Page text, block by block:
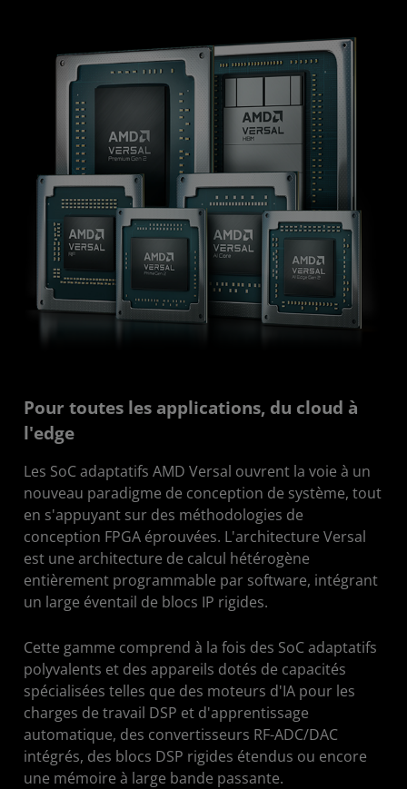
Pour toutes les applications, du cloud à
l'edge
Les SoC adaptatifs AMD Versal ouvrent la voie à un
nouveau paradigme de conception de système, tout
en s'appuyant sur des méthodologies de
conception FPGA éprouvées. L'architecture Versal
est une architecture de calcul hétérogène
entièrement programmable par software, intégrant
un large éventail de blocs IP rigides.
Cette gamme comprend à la fois des SoC adaptatifs
polyvalents et des appareils dotés de capacités
spécialisées telles que des moteurs d'IA pour les
charges de travail DSP et d'apprentissage
automatique, des convertisseurs RF-ADC/DAC
intégrés, des blocs DSP rigides étendus ou encore
une mémoire à large bande passante.